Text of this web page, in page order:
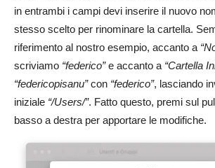
in entrambi i campi devi inserire il nuovo
stesso scelto per rinominare la cartella.
riferimento al nostro esempio, accanto a
scriviamo “federico”e accanto a “Cartella
“federicopisanu”con “federico”, lasciando
iniziale “/Users/”. Fatto questo, premi sul
basso a destra per apportare le modifiche.